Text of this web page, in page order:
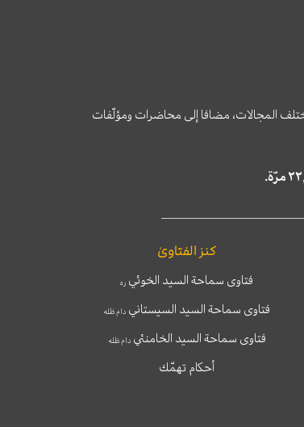
المجالات، مضافا إلى محاضرات ومؤلّفات
كنز الفتاوىٰ
فتاوى سماحة السيد الخوئي ره
فتاوى سماحة السيد السيستاني دام ظله
فتاوى سماحة السيد الخامنئيدام ظله
أحكام تهمّك